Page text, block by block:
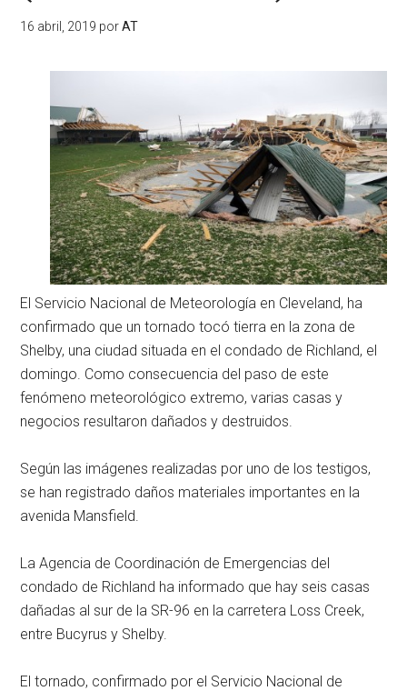
16 abril, 2019 porAT
El Servicio Nacional de Meteorología en Cleveland, ha
confirmado que un tornado tocó tierra en la zona de
Shelby, una ciudad situada en el condado de Richland, el
domingo. Como consecuencia del paso de este
fenómeno meteorológico extremo, varias casas y
negocios resultaron dañados y destruidos.
Según las imágenes realizadas por uno de los testigos,
se han registrado daños materiales importantes en la
avenida Mansfield.
La Agencia de Coordinación de Emergencias del
condado de Richland ha informado que hay seis casas
dañadas al sur de la SR-96 en la carretera Loss Creek,
entre Bucyrus y Shelby.
El tornado, confirmado por el Servicio Nacional de